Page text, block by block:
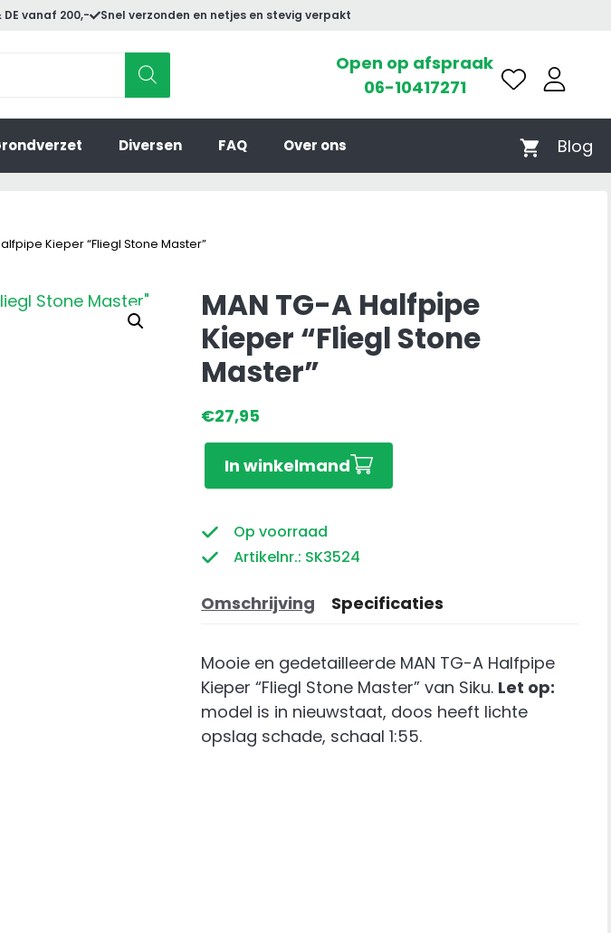
DE vanaf 200,- Snel verzonden en netjes en stevig verpakt
Open op afspraak
06-10417271
Diversen FAQ Over ons Blog
Kieper “Fliegl Stone Master”
MAN TG-A Halfpipe
Kieper “Fliegl Stone
Master”
€27,95
TG-
Halfpipe
Kieper
Stone
In winkelmand
Op voorraad
Artikelnr.: SK3524
Omschrijving Specificaties
Mooie en gedetailleerde MAN TG-A Halfpipe
Kieper “Fliegl Stone Master” van Siku. Let op:
model is in nieuwstaat, doos heeft lichte
opslag schade, schaal 1:55.